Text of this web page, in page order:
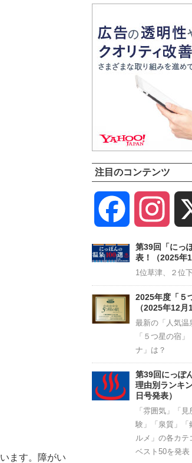
ます。障がい
注目のコンテンツ
Facebook
第39回「にっ
表！（2025年
1位草津、２位
2025年度「５
（2025年12月
最新の「人気温
「５つ星の宿
ナ」は？
第39回にっぽ
理由別ランキ
日号発表）
「雰囲気」「
験」「泉質」「
ルメ」の各カテ
ベスト50を発表